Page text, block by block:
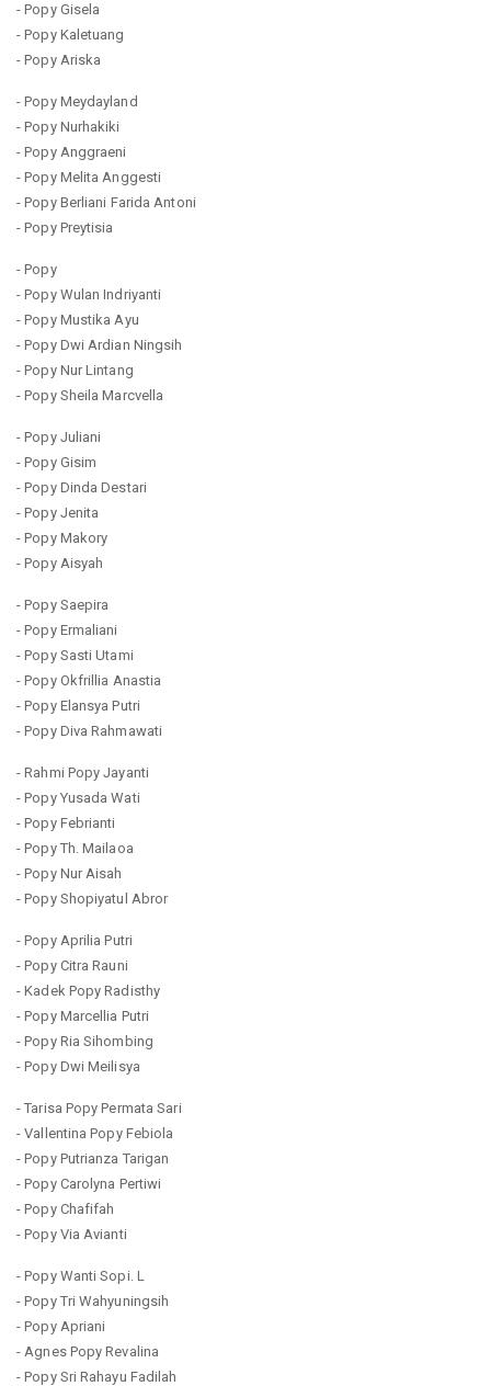
- Popy Gisela
- Popy Kaletuang
- Popy Ariska
- Popy Meydayland
- Popy Nurhakiki
- Popy Anggraeni
- Popy Melita Anggesti
- Popy Berliani Farida Antoni
- Popy Preytisia
- Popy
- Popy Wulan Indriyanti
- Popy Mustika Ayu
- Popy Dwi Ardian Ningsih
- Popy Nur Lintang
- Popy Sheila Marcvella
- Popy Juliani
- Popy Gisim
- Popy Dinda Destari
- Popy Jenita
- Popy Makory
- Popy Aisyah
- Popy Saepira
- Popy Ermaliani
- Popy Sasti Utami
- Popy Okfrillia Anastia
- Popy Elansya Putri
- Popy Diva Rahmawati
- Rahmi Popy Jayanti
- Popy Yusada Wati
- Popy Febrianti
- Popy Th. Mailaoa
- Popy Nur Aisah
- Popy Shopiyatul Abror
- Popy Aprilia Putri
- Popy Citra Rauni
- Kadek Popy Radisthy
- Popy Marcellia Putri
- Popy Ria Sihombing
- Popy Dwi Meilisya
- Tarisa Popy Permata Sari
- Vallentina Popy Febiola
- Popy Putrianza Tarigan
- Popy Carolyna Pertiwi
- Popy Chafifah
- Popy Via Avianti
- Popy Wanti Sopi. L
- Popy Tri Wahyuningsih
- Popy Apriani
- Agnes Popy Revalina
- Popy Sri Rahayu Fadilah